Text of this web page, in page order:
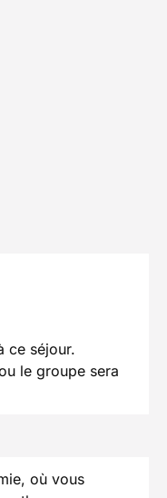
ce séjour.
le groupe sera
où vous